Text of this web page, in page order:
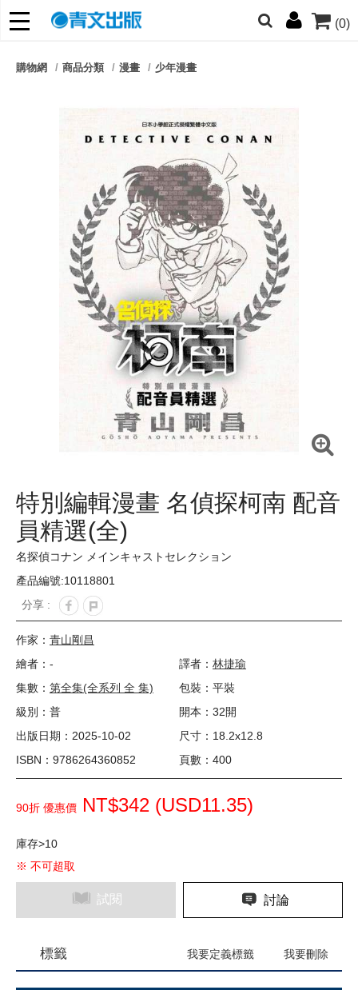
(0)
朋友們，提高警覺！
購物網 商品分類 漫畫 少年漫畫
特別編輯漫畫 名偵探柯南 配音
員精選(全)
名探偵コナン メインキャストセレクション
產品編號:10118801
分享 :
作家： 青山剛昌
繪者：-
譯者： 林捷瑜
集數： 第全集(全系列 全 集)
包裝：平裝
級別：普
開本：32開
出版日期：2025-10-02
尺寸：18.2x12.8
ISBN：9786264360852
頁數：400
90折 優惠價 NT$342 (USD11.35)
庫存>10
※ 不可超取
試閱 討論
標籤 我要定義標籤 我要刪除